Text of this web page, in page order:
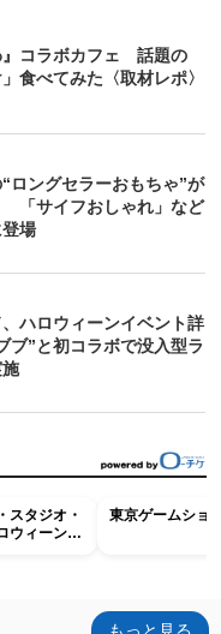
』コラボカフェ 話題の
食べてみた〈取材レポ〉
ロングセラーおもちゃ”が
「サイフおしゃれ」など
場
ハロウィーンイベント詳
”と初コラボで没入型ラ
スタジオ・
ウィーン・
東京ゲームショ
もっと見る